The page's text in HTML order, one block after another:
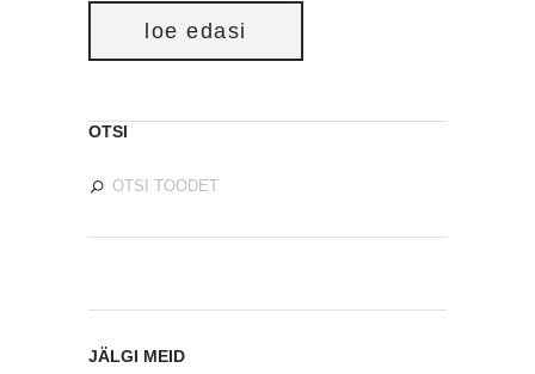
loe edasi
OTSI
JÄLGI MEID